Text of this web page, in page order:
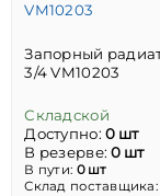
VM10203
Запорный
3/4 VM10203
Складской
Доступно:0 шт
В резерве:0 шт
В пути: 0 шт
Склад